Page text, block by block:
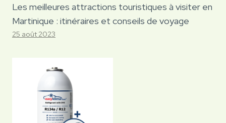
Les meilleures attractions touristiques à visiter en
Martinique : itinéraires et conseils de voyage
25 août 2023